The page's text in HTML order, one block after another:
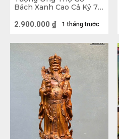
khắc dựa trên hình ảnh
muốn của người dân Việt.
Bách Xanh Cao Cả Kỷ 72
Kỷ Cao 10
1 tháng trước
2.900.000 ₫